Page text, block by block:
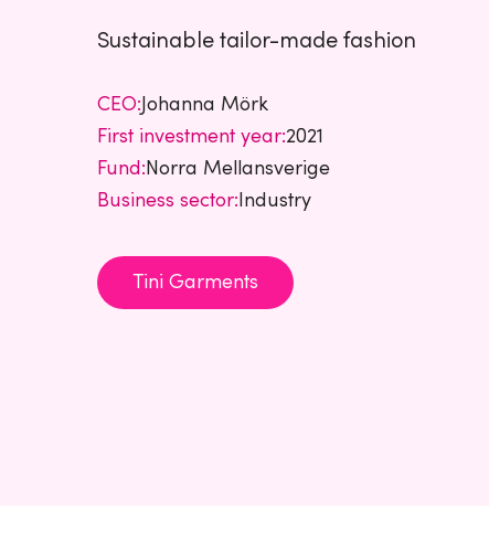
Sustainable tailor-made fashion
CEO:Johanna Mörk
First investment year:2021
Fund:Norra Mellansverige
Business sector:Industry
Tini Garments